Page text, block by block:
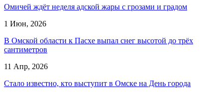
Омичей ждёт неделя адской жары с грозами и градом
1 Июн, 2026
В Омской области к Пасхе выпал снег высотой до трёх
сантиметров
11 Апр, 2026
Стало известно, кто выступит в Омске на День города